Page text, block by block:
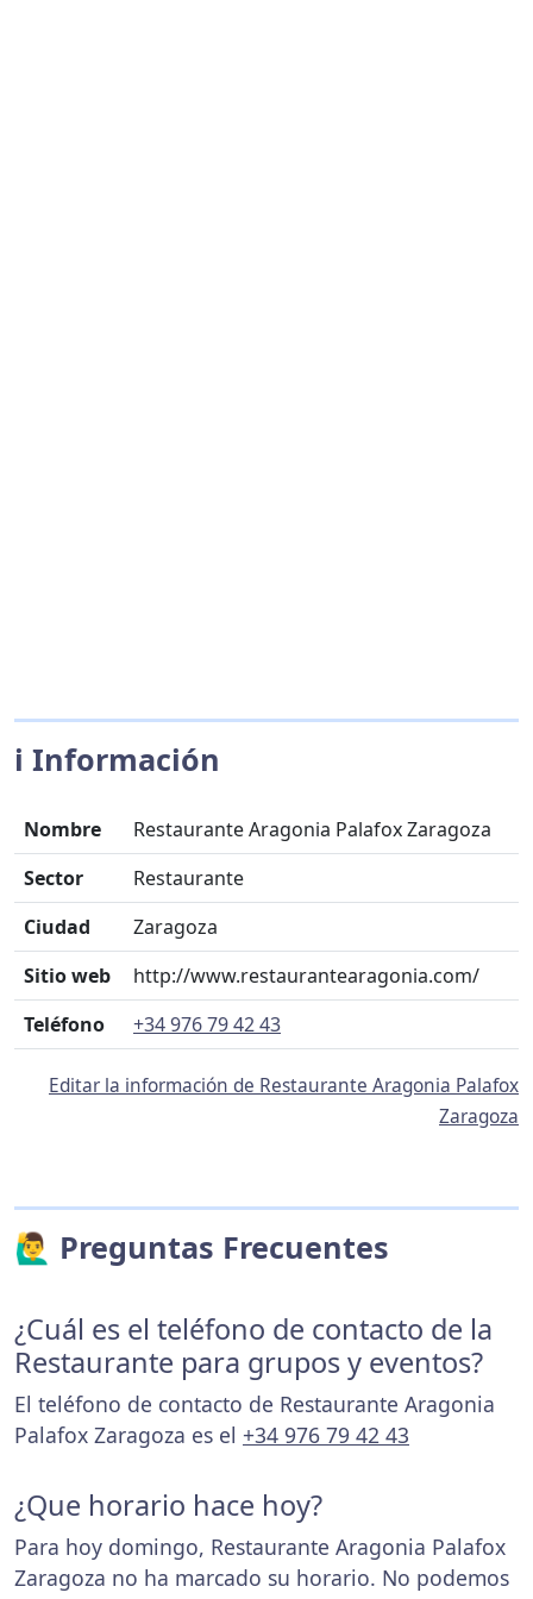
ℹ️ Información
Nombre
Restaurante Aragonia Palafox Zaragoza
Sector
Restaurante
Ciudad
Zaragoza
Sitio web
http://www.restaurantearagonia.com/
Teléfono
+34 976 79 42 43
Editar la información de Restaurante Aragonia Palafox
Zaragoza
🙋‍♂️ Preguntas Frecuentes
¿Cuál es el teléfono de contacto de la
Restaurante para grupos y eventos?
El teléfono de contacto de Restaurante Aragonia
Palafox Zaragoza es el +34 976 79 42 43
¿Que horario hace hoy?
Para hoy domingo, Restaurante Aragonia Palafox
Zaragoza no ha marcado su horario. No podemos